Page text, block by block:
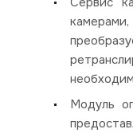
Модуль